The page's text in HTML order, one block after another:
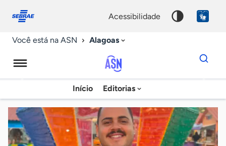
conosco
acessibilidade
Você está na ASN Alagoas
Agência
Sebrae
de
Notícias
Início Editorias
Dados
para
chave